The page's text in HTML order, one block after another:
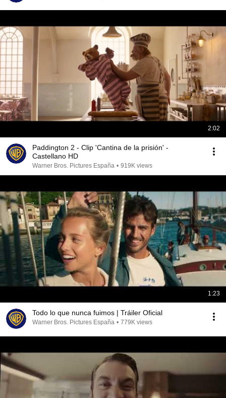
2:02
Paddington 2 - Clip 'Cantina de la prisión' -
Castellano HD
Warner Bros. Pictures España • 919K views
1:23
Todo lo que nunca fuimos | Tráiler Oficial
Warner Bros. Pictures España • 779K views